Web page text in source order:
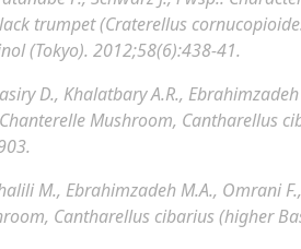
trumpet (Craterellus
(Tokyo). 2012;58(6):438-41.
D., Khalatbary A.R.,
Mushroom, Cantharellus
M., Ebrahimzadeh M.A., Omrani
Cantharellus cibarius (higher